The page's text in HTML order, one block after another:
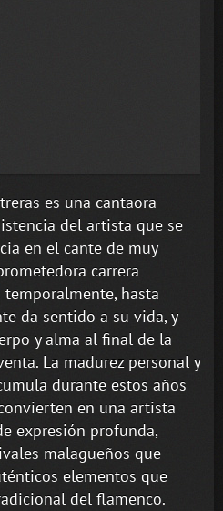
es una cantaora
del artista que se
en el cante de muy
carrera
hasta
da sentido a su vida, y
y alma al final de la
La madurez personal y
durante estos años
en una artista
expresión profunda,
malagueños que
elementos que
del flamenco.